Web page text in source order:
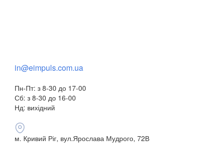
in@eimpuls.com.ua
Пн-Пт: з 8-30 до 17-00
Сб: з 8-30 до 16-00
Нд: вихідний
м. Кривий Ріг, вул.Ярослава Мудрого, 72В